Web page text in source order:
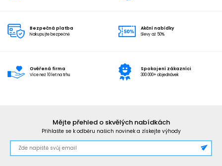
Bezpečná platba
Nakupujte bezpečně
Akční nabídky
Slevy až 50%
Ověřená firma
Více než 10 let na trhu
Spokojení zákazníci
300 000+ objednávek
Mějte přehled o skvělých nabídkách
Přihlašte se k odběru našich novinek a získejte výhody